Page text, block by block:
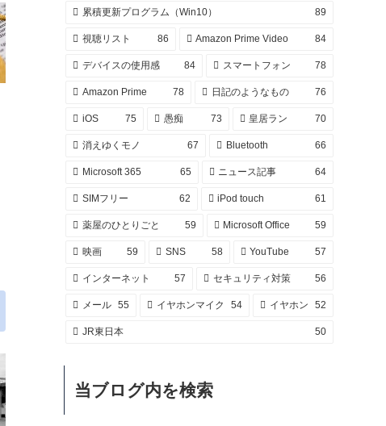
累積更新プログラム（Win10） 89
視聴リスト 86 Amazon Prime Video 84
デバイスの使用感 84 スマートフォン 78
Amazon Prime 78 日記のようなもの 76
iOS 75 愚痴 73 皇居ラン 70
消えゆくモノ 67 Bluetooth 66
Microsoft 365 65 ニュース記事 64
SIMフリー 62 iPod touch 61
薬屋のひとりごと 59 Microsoft Office 59
映画 59 SNS 58 YouTube 57
インターネット 57 セキュリティ対策 56
メール 55 イヤホンマイク 54 イヤホン 52
JR東日本 50
当ブログ内を検索